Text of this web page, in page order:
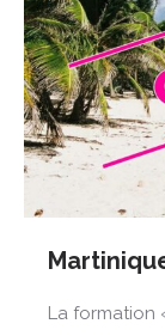
La formation